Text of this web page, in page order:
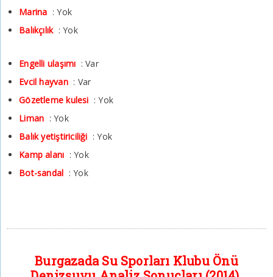
Marina : Yok
Balıkçılık : Yok
Engelli ulaşımı : Var
Evcil hayvan : Var
Gözetleme kulesi : Yok
Liman : Yok
Balık yetiştiriciliği : Yok
Kamp alanı : Yok
Bot-sandal : Yok
Burgazada Su Sporları Klubu Önü